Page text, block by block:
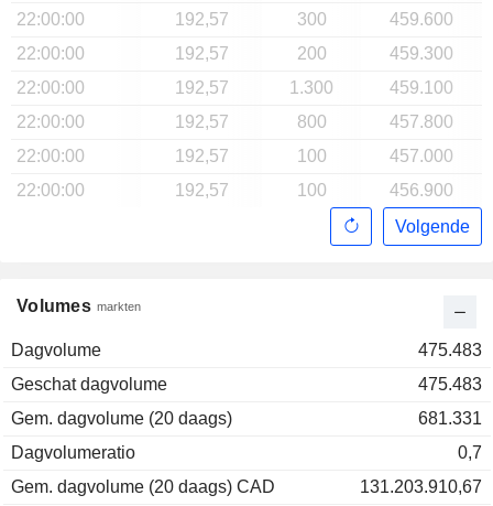
Volumes markten
Dagvolume
475.483
Geschat dagvolume
475.483
Gem. dagvolume (20 daags)
681.331
Dagvolumeratio
0,7
Gem. dagvolume (20 daags) CAD
131.203.910,67
22:00:00
192,57 300
459.600
22:00:00
192,57 200
459.300
22:00:00
192,57 1.300
459.100
22:00:00
192,57 800
457.800
22:00:00
192,57 100
457.000
22:00:00
192,57 100
456.900
Volgende